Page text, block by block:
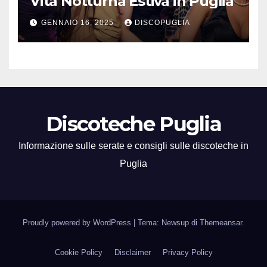
GENNAIO 16, 2025 DISCOPUGLIA
Discoteche Puglia
Informazione sulle serate e consigli sulle discoteche in
Puglia
Proudly powered by WordPress Tema: Newsup di Themeansar.
Cookie Policy Disclaimer Privacy Policy